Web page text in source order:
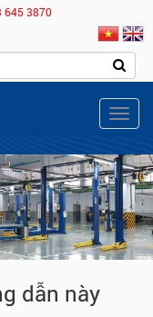
645 3870
dẫn này